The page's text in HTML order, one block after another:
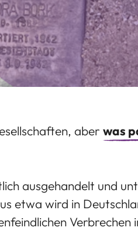
aber was
ausgehandelt und
etwa wird in
Verbrechen